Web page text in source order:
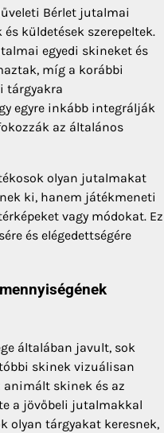
Bérlet jutalmai
küldetések szerepeltek.
egyedi skineket és
míg a korábbi
tárgyakra
egyre inkább integrálják
az általános
olyan jutalmakat
ki, hanem játékmeneti
vagy módokat. Ez
és elégedettségére
általában javult, sok
skinek vizuálisan
animált skinek és az
a jövőbeli jutalmakkal
olyan tárgyakat keresnek,